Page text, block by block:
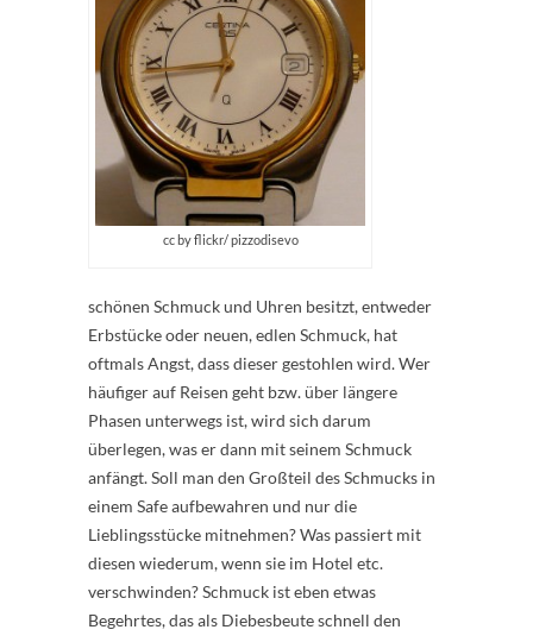
cc by flickr/ pizzodisevo
schönen Schmuck und Uhren besitzt, entweder
Erbstücke oder neuen, edlen Schmuck, hat
oftmals Angst, dass dieser gestohlen wird. Wer
häufiger auf Reisen geht bzw. über längere
Phasen unterwegs ist, wird sich darum
überlegen, was er dann mit seinem Schmuck
anfängt. Soll man den Großteil des Schmucks in
einem Safe aufbewahren und nur die
Lieblingsstücke mitnehmen? Was passiert mit
diesen wiederum, wenn sie im Hotel etc.
verschwinden? Schmuck ist eben etwas
Begehrtes, das als Diebesbeute schnell den